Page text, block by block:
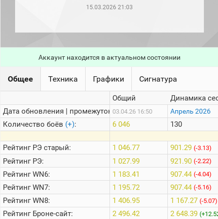
месяц)
(за
последние
сессии)
Топ
1000
Кланы
стримеров
Информация
Онлайн
Цветовая
шкала
15.03.2026 21:03
Аккаунт находится в актуальном состоянии
Общее Техника Графики Сигнатура
Дата обновления | промежуток:
Количество боёв (+):
РейтингРЭ старый:
РейтингРЭ:
РейтингWN6:
РейтингWN7:
РейтингWN8:
РейтингБроне-сайт:
Общий
03.04.26 16:50
6 046
1 046.77
1 027.99
1 183.41
1 195.72
1 406.95
2 496.42
Динамика
Апрель 2026
130
901.29 (-3.13)
921.90 (-2.22)
907.44 (-4.04)
907.44 (-5.16)
1 167.27 (-5.07)
2 648.39